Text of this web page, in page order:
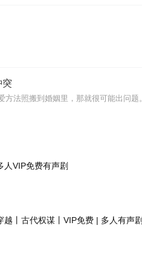
突
人VIP免费有声剧
丨古代权谋丨VIP免费 | 多人有声剧